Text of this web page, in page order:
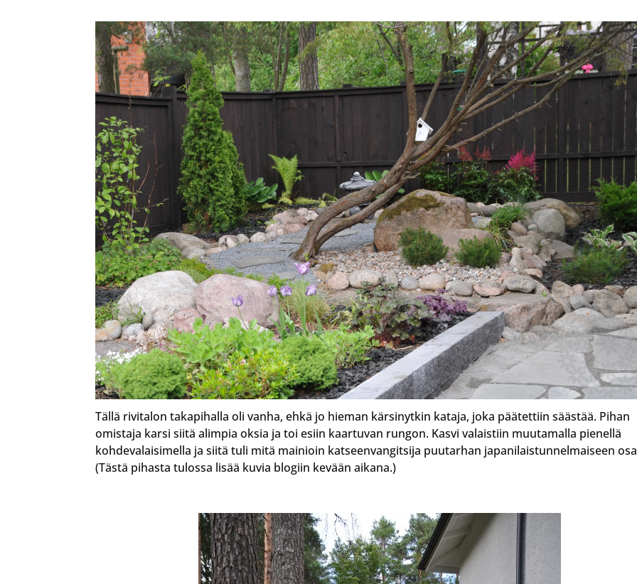
Tällä rivitalon takapihalla oli vanha, ehkä jo hieman kärsinytkin kataja, joka päätettiin säästää. Pihan
omistaja karsi siitä alimpia oksia ja toi esiin kaartuvan rungon. Kasvi valaistiin muutamalla pienellä
kohdevalaisimella ja siitä tuli mitä mainioin katseenvangitsija puutarhan japanilaistunnelmaiseen
(Tästä pihasta tulossa lisää kuvia blogiin kevään aikana.)